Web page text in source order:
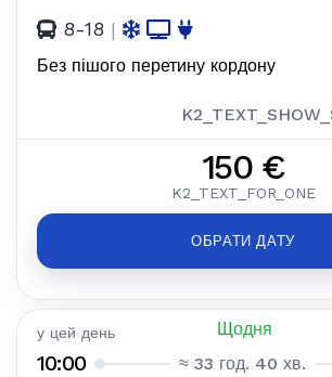
8-18 |
Без пішого перетину кордону
150 €
K2_TEXT_FOR_ONE
ОБРАТИ ДАТУ
у цей день Щодня
10:00 ≈ 33 год. 40 хв.